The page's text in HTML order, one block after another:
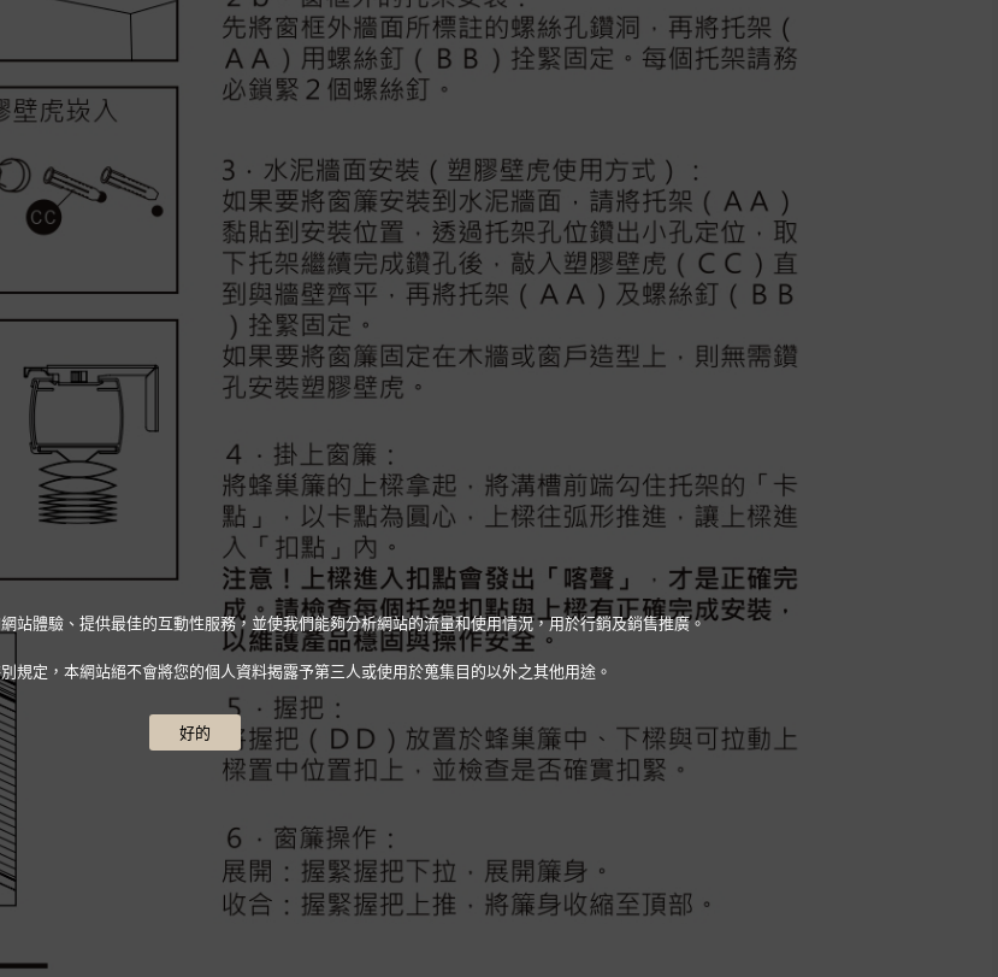
站體驗、提供最佳的互動性服務，並使我們能夠分析網站的流量和使用情況，用於行銷及銷售推廣。
規定，本網站絕不會將您的個人資料揭露予第三人或使用於蒐集目的以外之其他用途。
好的